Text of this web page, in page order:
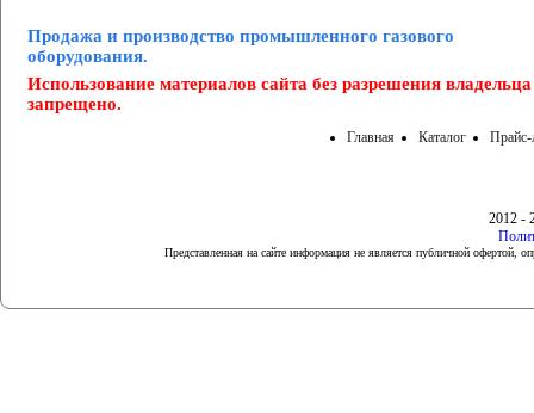
Продажа и производство промышленного газового
оборудования.
Использование материалов сайта без разрешения владельца
запрещено.
Главная Каталог Прайс-
2012 -
Представленная на сайте информация не является публичной